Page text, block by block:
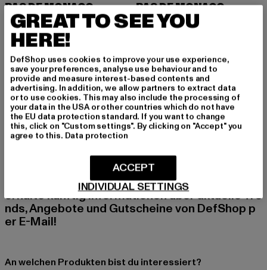
PAS DE MONACO
UTILITY
43,79 EUR
Derzeitiger Preis: 43,79 EUR
59,99 EUR Aktionspreis: 59,99 EUR
PAS DE MONACO
BENGALINE
43,79 EUR
Derzeitiger Preis: 43,79 EUR
59,99 EUR
MELDE DICH AN, UM
INSPIRIERT ZU BLEI
Melde dich hier für unseren Newsletter an und
erhalte künftig Informationen über aktuelle Tre
nds, Angebote und Gutscheine von DefShop p
er E-Mail!
An welchen Produkten bist du interessiert?
GREAT TO SEE YOU
HERE!
DefShop uses cookies to improve your use experience,
save your preferences, analyse use behaviour and to
provide and measure interest-based contents and
advertising. In addition, we allow partners to extract data
or to use cookies. This may also include the processing of
your data in the USA or other countries which do not have
the EU data protection standard. If you want to change
this, click on "Custom settings". By clicking on "Accept" you
agree to this. Data protection
INDIVIDUAL SETTINGS
ACCEPT